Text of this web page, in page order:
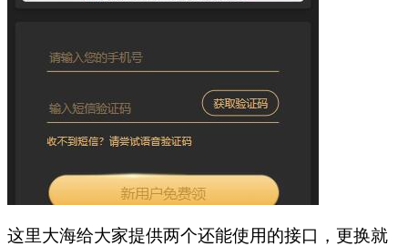
这里大海给大家提供两个还能使用的接口，更换就